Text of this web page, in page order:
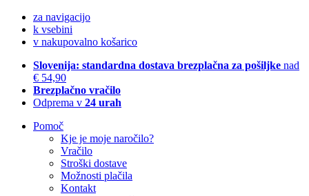
za navigacijo
k vsebini
v nakupovalno košarico
Slovenija: standardna dostava brezplačna za pošiljke nad
€ 54,90
Brezplačno vračilo
Odprema v 24 urah
Pomoč
Kje je moje naročilo?
Vračilo
Stroški dostave
Možnosti plačila
Kontakt